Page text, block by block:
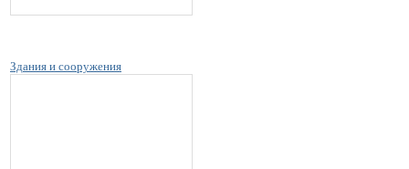
Здания и сооружения